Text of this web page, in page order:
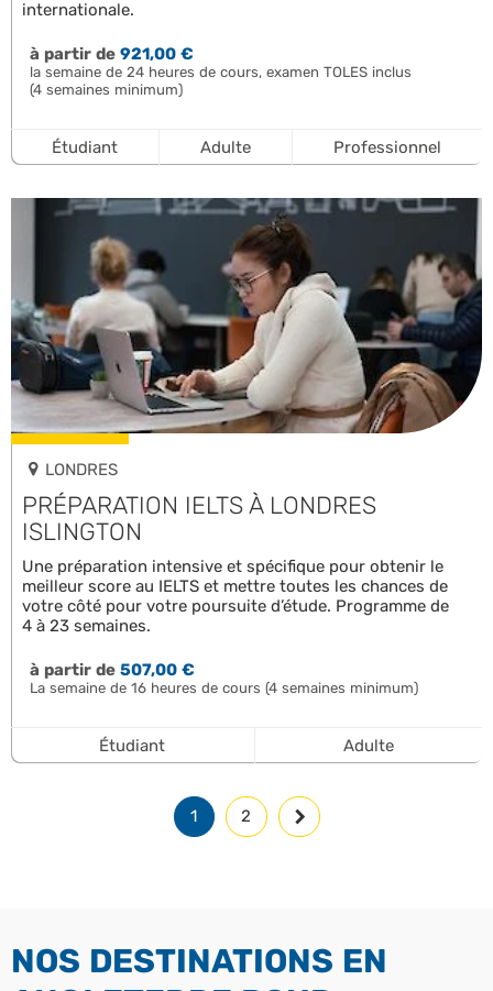
internationale.
à partir de921,00 €
la semaine de 24 heures de cours, examen TOLES inclus
(4 semaines minimum)
Étudiant Adulte Professionnel
LONDRES
PRÉPARATION IELTS À LONDRES
ISLINGTON
Une préparation intensive et spécifique pour obtenir le
meilleur score au IELTS et mettre toutes les chances de
votre côté pour votre poursuite d’étude. Programme de
4 à 23 semaines.
à partir de507,00 €
La semaine de 16 heures de cours (4 semaines minimum)
Étudiant Adulte
1 2
NOS DESTINATIONS EN